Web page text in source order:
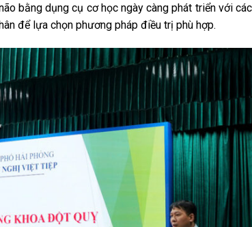
bằng dụng cụ cơ học ngày càng phát triển với
để lựa chọn phương pháp điều trị phù hợp.